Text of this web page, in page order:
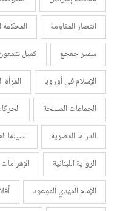
انتصار المقاومة
المحكمة
سمير جعجع
كميل
الإسلام في أوروبا
المرأة
الجماعات المسلحة
الدراما المصرية
السينما
الرواية اللبنانية
الإمام المهدي الموعود